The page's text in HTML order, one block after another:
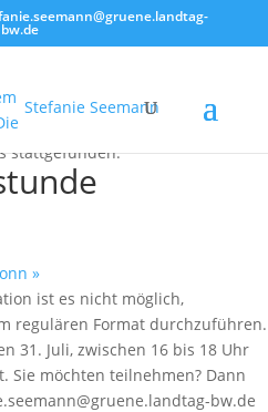
bw.de
Stefanie Seemann
stattgefunden.
»
ist es nicht möglich,
regulären Format durchzuführen.
31. Juli, zwischen 16 bis 18 Uhr
Sie möchten teilnehmen? Dann
bw.de